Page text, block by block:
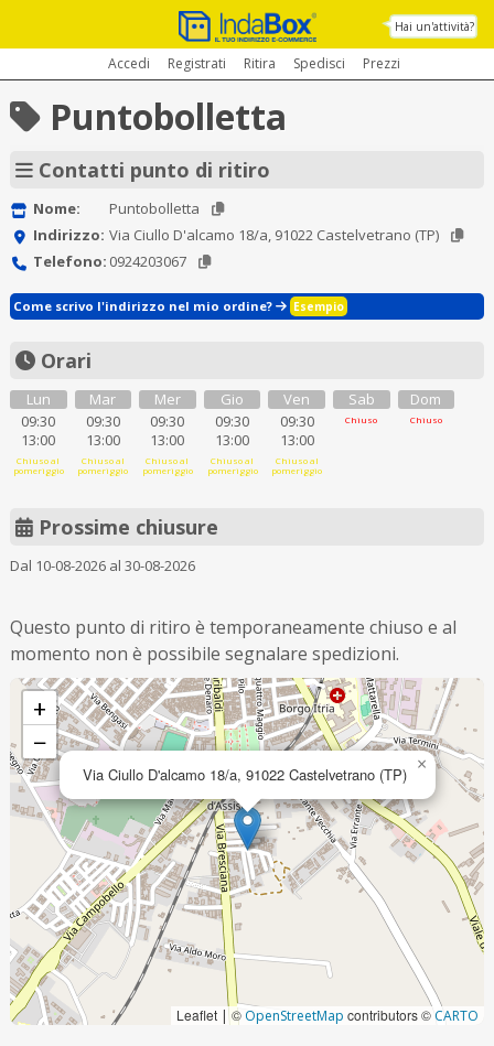
Hai un'attività?
Accedi Registrati Ritira Spedisci Prezzi
Puntobolletta
Contatti punto di ritiro
Nome:
Puntobolletta
Indirizzo: Via Ciullo D'alcamo 18/a, 91022 Castelvetrano (TP)
Telefono: 0924203067
Come scrivo l'indirizzo nel mio ordine? Esempio
Orari
Lun
09:30
13:00
Chiuso al
pomeriggio
Mar
09:30
13:00
Chiuso al
pomeriggio
Mer
09:30
13:00
Chiuso al
pomeriggio
Gio
09:30
13:00
Chiuso al
pomeriggio
Ven
09:30
13:00
Chiuso al
pomeriggio
Sab
Chiuso
Dom
Chiuso
Prossime chiusure
Dal 10-08-2026 al 30-08-2026
Questo punto di ritiro è temporaneamente chiuso e al
momento non è possibile segnalare spedizioni.
Via Ciullo D'alcamo 18/a, 91022 Castelvetrano (TP) ×
+
−
Leaflet | © OpenStreetMap contributors ©CARTO